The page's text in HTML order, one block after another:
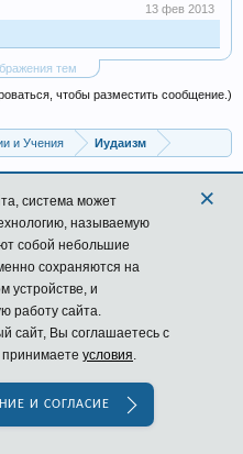
13 фев 2013
тем
чтобы разместить сообщение.)
и Учения Иудаизм
Форум
правила
Политика конфиденциальности
система может
называемую
собой небольшие
на
устройстве, и
работу сайта.
сайт, Вы соглашаетесь с
условия.
×
И СОГЛАСИЕ